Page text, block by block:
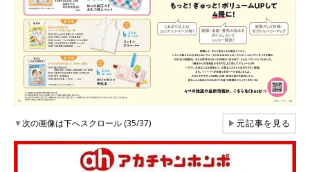
▼次の画像は下へスクロール (35/37) ▶元記事を見る